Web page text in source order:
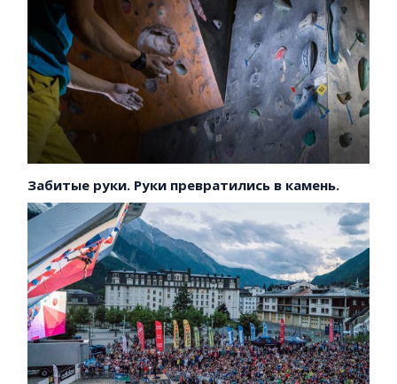
Забитые руки. Руки превратились в камень.